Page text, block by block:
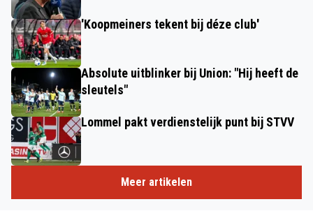
'Koopmeiners tekent bij déze club'
Absolute uitblinker bij Union: "Hij heeft de
sleutels"
Lommel pakt verdienstelijk punt bij STVV
Meer artikelen